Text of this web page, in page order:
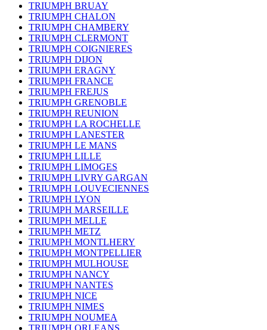
TRIUMPH BRUAY
TRIUMPH CHALON
TRIUMPH CHAMBERY
TRIUMPH CLERMONT
TRIUMPH COIGNIERES
TRIUMPH DIJON
TRIUMPH ERAGNY
TRIUMPH FRANCE
TRIUMPH FREJUS
TRIUMPH GRENOBLE
TRIUMPH REUNION
TRIUMPH LA ROCHELLE
TRIUMPH LANESTER
TRIUMPH LE MANS
TRIUMPH LILLE
TRIUMPH LIMOGES
TRIUMPH LIVRY GARGAN
TRIUMPH LOUVECIENNES
TRIUMPH LYON
TRIUMPH MARSEILLE
TRIUMPH MELLE
TRIUMPH METZ
TRIUMPH MONTLHERY
TRIUMPH MONTPELLIER
TRIUMPH MULHOUSE
TRIUMPH NANCY
TRIUMPH NANTES
TRIUMPH NICE
TRIUMPH NIMES
TRIUMPH NOUMEA
TRIUMPH ORLEANS